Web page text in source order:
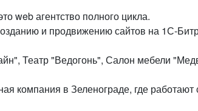
web агентство полного цикла.
и продвижению сайтов на 1С-
Театр "Ведогонь", Салон мебели
компания в Зеленограде, где